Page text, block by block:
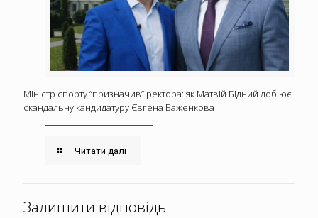
Міністр спорту “призначив” ректора: як Матвій Бідний лобіює
скандальну кандидатуру Євгена Баженкова
Читати далі
Залишити відповідь